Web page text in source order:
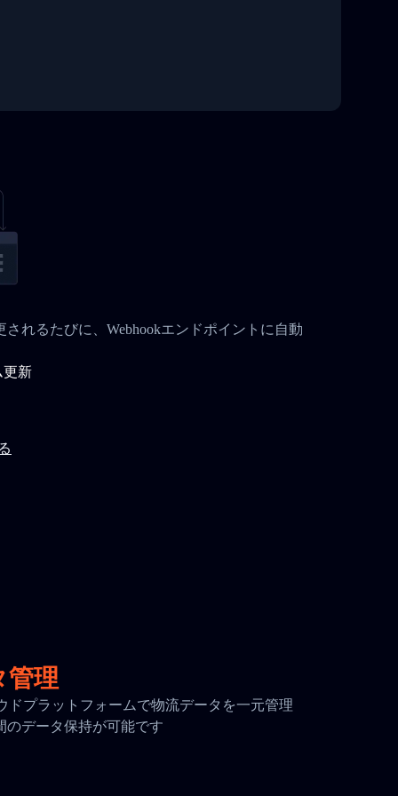
されるたびに、Webhookエンドポイントに自動
更新
管理
ドプラットフォームで物流データを一元管理
のデータ保持が可能です